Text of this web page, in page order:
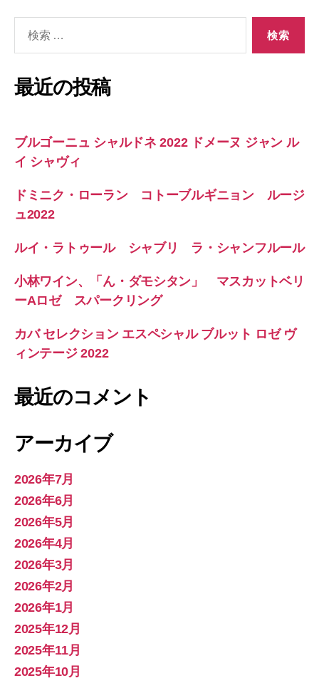
象:
最近の投稿
ブルゴーニュ シャルドネ 2022 ドメーヌ ジャン ル
イ シャヴィ
ドミニク・ローラン コトーブルギニョン ルージ
ュ2022
ルイ・ラトゥール シャブリ ラ・シャンフルール
小林ワイン、「ん・ダモシタン」 マスカットベリ
ーAロゼ スパークリング
カバ セレクション エスペシャル ブルット ロゼ ヴ
ィンテージ 2022
最近のコメント
アーカイブ
2026年7月
2026年6月
2026年5月
2026年4月
2026年3月
2026年2月
2026年1月
2025年12月
2025年11月
2025年10月